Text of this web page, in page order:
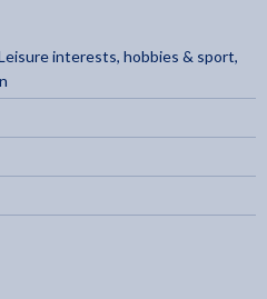
interests, hobbies & sport,